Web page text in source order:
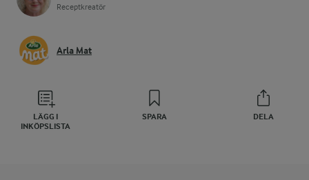
Receptkreatör
Arla Mat
LÄGG I
INKÖPSLISTA
SPARA DELA